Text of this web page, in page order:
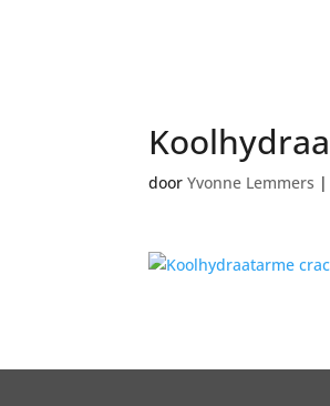
doorYvonne Lemmers